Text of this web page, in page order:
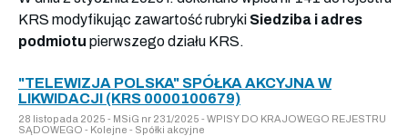
KRS modyfikując zawartość rubryki Siedziba i adres
podmiotu pierwszego działu KRS.
"TELEWIZJA POLSKA" SPÓŁKA AKCYJNA W
LIKWIDACJI (KRS 0000100679)
28 listopada 2025 - MSiG nr 231/2025 - WPISY DO KRAJOWEGO REJESTRU
SĄDOWEGO - Kolejne - Spółki akcyjne